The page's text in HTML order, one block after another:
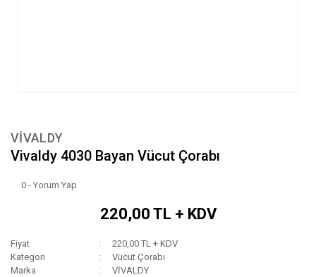
VİVALDY
Vivaldy 4030 Bayan Vücut Çorabı
0 - Yorum Yap
220,00 TL + KDV
Fiyat
220,00 TL + KDV
Kategori
Vücut Çorabı
Marka
VİVALDY